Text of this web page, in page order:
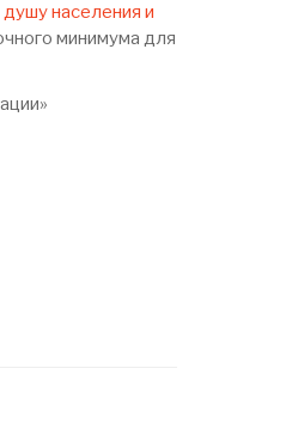
населения и
минимума для